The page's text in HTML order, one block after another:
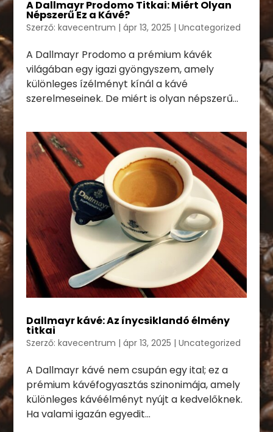
A Dallmayr Prodomo Titkai: Miért Olyan
Népszerű Ez a Kávé?
Szerző: kavecentrum | ápr 13, 2025 | Uncategorized
A Dallmayr Prodomo a prémium kávék
világában egy igazi gyöngyszem, amely
különleges ízélményt kínál a kávé
szerelmeseinek. De miért is olyan népszerű...
Dallmayr kávé: Az ínycsiklandó élmény
titkai
Szerző: kavecentrum | ápr 13, 2025 | Uncategorized
A Dallmayr kávé nem csupán egy ital; ez a
prémium kávéfogyasztás szinonimája, amely
különleges kávéélményt nyújt a kedvelőknek.
Ha valami igazán egyedit...